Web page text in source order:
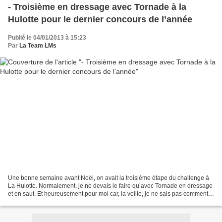
- Troisième en dressage avec Tornade à la
Hulotte pour le dernier concours de l’année
Publié le 04/01/2013 à 15:23
Par La Team LMs
Une bonne semaine avant Noël, on avait la troisième étape du challenge à
La Hulotte. Normalement, je ne devais le faire qu’avec Tornade en dressage
et en saut. Et heureusement pour moi car, la veille, je ne sais pas comment